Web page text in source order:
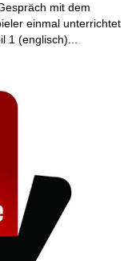
mit dem
einmal unterrichtet
1 (englisch)...